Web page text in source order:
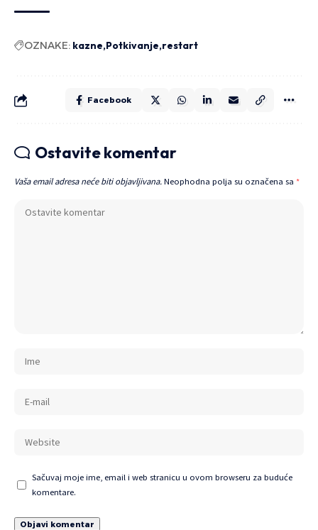
OZNAKE: kazne Potkivanje restart
Facebook
Ostavite komentar
Vaša email adresa neće biti objavljivana. Neophodna polja su označena sa *
Sačuvaj moje ime, email i web stranicu u ovom browseru za buduće
komentare.